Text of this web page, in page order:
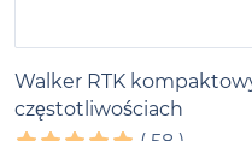
Walker RTK
częstotliwościach